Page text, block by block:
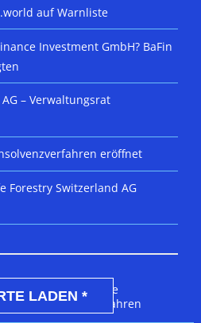
auf Warnliste
Investment GmbH? BaFin
– Verwaltungsrat
eröffnet
Forestry Switzerland AG
MAP
LADEN *
akzeptierst du die
Google.Mehr erfahren